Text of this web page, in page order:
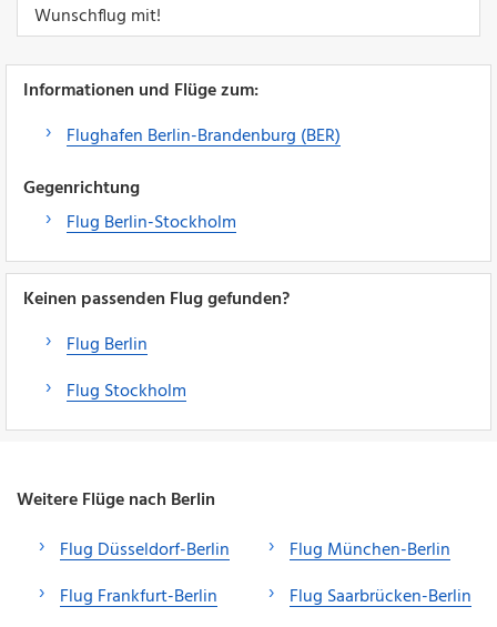
Wunschflug mit!
Informationen und Flüge zum:
Flughafen Berlin-Brandenburg (BER)
Gegenrichtung
Flug Berlin-Stockholm
Keinen passenden Flug gefunden?
Flug Berlin
Flug Stockholm
Weitere Flüge nach Berlin
Flug Düsseldorf-Berlin
Flug Frankfurt-Berlin
Flug München-Berlin
Flug Saarbrücken-Berlin